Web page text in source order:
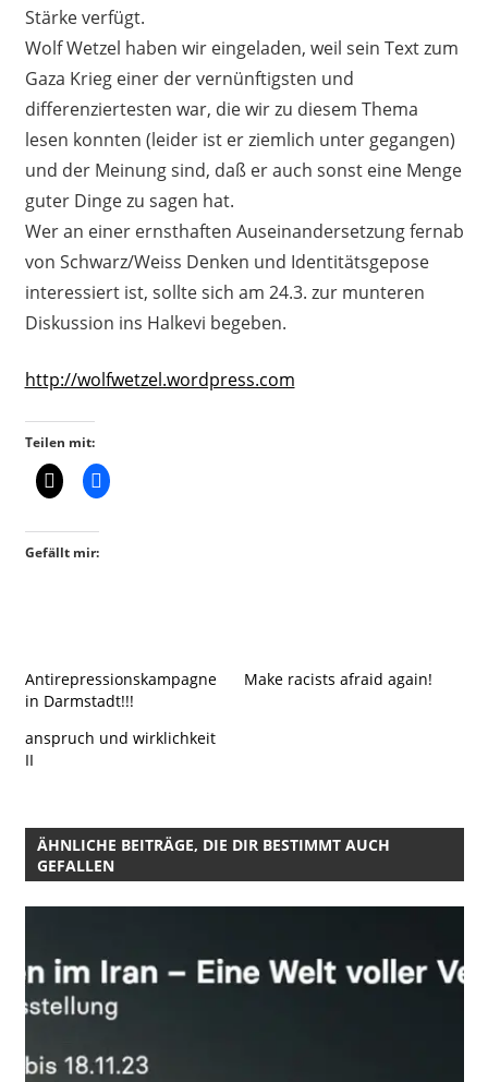
Stärke verfügt.
Wolf Wetzel haben wir eingeladen, weil sein Text zum
Gaza Krieg einer der vernünftigsten und
differenziertesten war, die wir zu diesem Thema
lesen konnten (leider ist er ziemlich unter gegangen)
und der Meinung sind, daß er auch sonst eine Menge
guter Dinge zu sagen hat.
Wer an einer ernsthaften Auseinandersetzung fernab
von Schwarz/Weiss Denken und Identitätsgepose
interessiert ist, sollte sich am 24.3. zur munteren
Diskussion ins Halkevi begeben.
http://wolfwetzel.wordpress.com
Teilen mit:
Gefällt mir:
Antirepressionskampagne
in Darmstadt!!!
Make racists afraid again!
anspruch und wirklichkeit
II
ÄHNLICHE BEITRÄGE, DIE DIR BESTIMMT AUCH
GEFALLEN